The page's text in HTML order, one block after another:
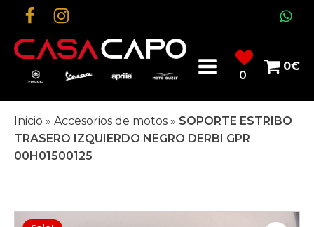
0
0€
Inicio » Accesorios de motos » SOPORTE ESTRIBO
TRASERO IZQUIERDO NEGRO DERBI GPR
00H01500125